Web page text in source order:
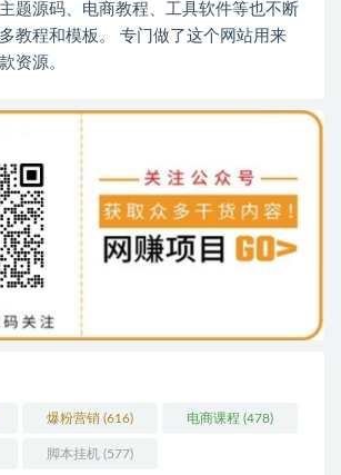
题源码、电商教程、工具软件等也不断
教程和模板。 专门做了这个网站用来
资源。
爆粉营销 (616) 电商课程 (478)
脚本挂机 (577)